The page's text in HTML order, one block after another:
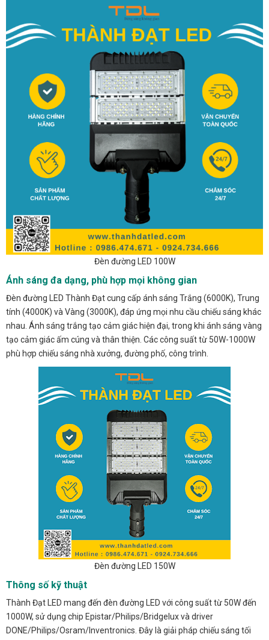
Đèn đường LED 100W
Ánh sáng đa dạng, phù hợp mọi không gian
Đèn đường LED Thành Đạt cung cấp ánh sáng Trắng (6000K), Trung
tính (4000K) và Vàng (3000K), đáp ứng mọi nhu cầu chiếu sáng khác
nhau. Ánh sáng trắng tạo cảm giác hiện đại, trong khi ánh sáng vàng
tạo cảm giác ấm cúng và thân thiện. Các công suất từ 50W-1000W
phù hợp chiếu sáng nhà xưởng, đường phố, công trình.
Đèn đường LED 150W
Thông số kỹ thuật
Thành Đạt LED mang đến đèn đường LED với công suất từ 50W đến
1000W, sử dụng chip Epistar/Philips/Bridgelux và driver
DONE/Philips/Osram/Inventronics. Đây là giải pháp chiếu sáng tối